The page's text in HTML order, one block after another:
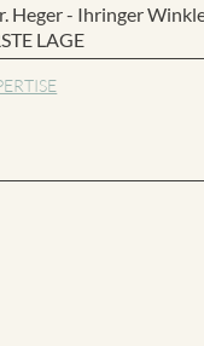
Heger - Ihringer
LAGE